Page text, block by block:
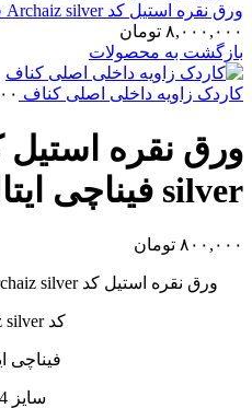
ورق نقره استیل کد Archaiz silver فیناچی ایتالیایی (هزار تایی)
۸,۰۰۰,۰۰۰ تومان
بازگشت به محصولات
کاردک زاویه داخلی اصلی کناف
silver فیناچی ایتالیایی (صد تایی)
۸۰۰,۰۰۰ تومان
ورق نقره استیل کد Archaiz silver فیناچی ایتالیایی (صد تایی)
کد Archaiz silver
فیناچی
سایز 14/14